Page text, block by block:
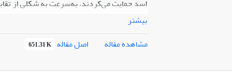
اسد حمایت می‌کردند، به‌سرعت به شکلی از
منافع و امنیت ملی ایران داشت. ایران، که
«عمق استراتژیک» خود می‌داند، در برابر
مخالف، سیاستی مبتنی‌بر تثبیت حضور نظامی،
ریاض در سوریه نه‌تنها به تفرق و رقابت میان
بیشتر
مشاهده مقاله
اصل مقاله 651.31 K